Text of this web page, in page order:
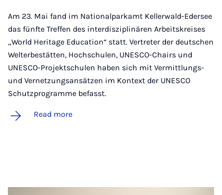
Am 23. Mai fand im Nationalparkamt Kellerwald-Edersee
das fünfte Treffen des interdisziplinären Arbeitskreises
„World Heritage Education“ statt. Vertreter der deutschen
Welterbestätten, Hochschulen, UNESCO-Chairs und
UNESCO-Projektschulen haben sich mit Vermittlungs-
und Vernetzungsansätzen im Kontext der UNESCO
Schutzprogramme befasst.
Read more